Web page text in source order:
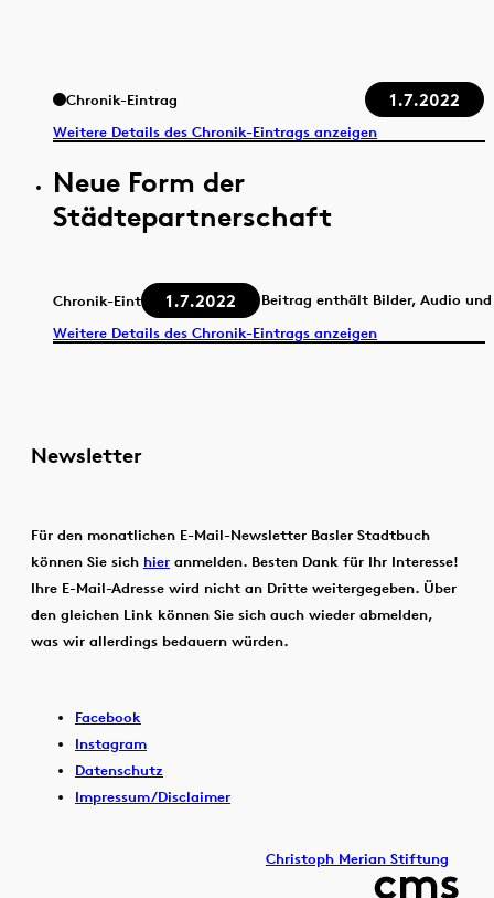
Chronik-Eintrag 1.7.2022
Weitere Details des Chronik-Eintrags anzeigen
Neue Form der
Städtepartnerschaft
Chronik-Eintrag 1.7.2022
Beitrag enthält Bilder, Audio und
Weitere Details des Chronik-Eintrags anzeigen
Newsletter
Für den monatlichen E-Mail-Newsletter Basler Stadtbuch
können Sie sich hier anmelden. Besten Dank für Ihr Interesse!
Ihre E-Mail-Adresse wird nicht an Dritte weitergegeben. Über
den gleichen Link können Sie sich auch wieder abmelden,
was wir allerdings bedauern würden.
Facebook
Instagram
Datenschutz
Impressum/Disclaimer
Christoph Merian Stiftung